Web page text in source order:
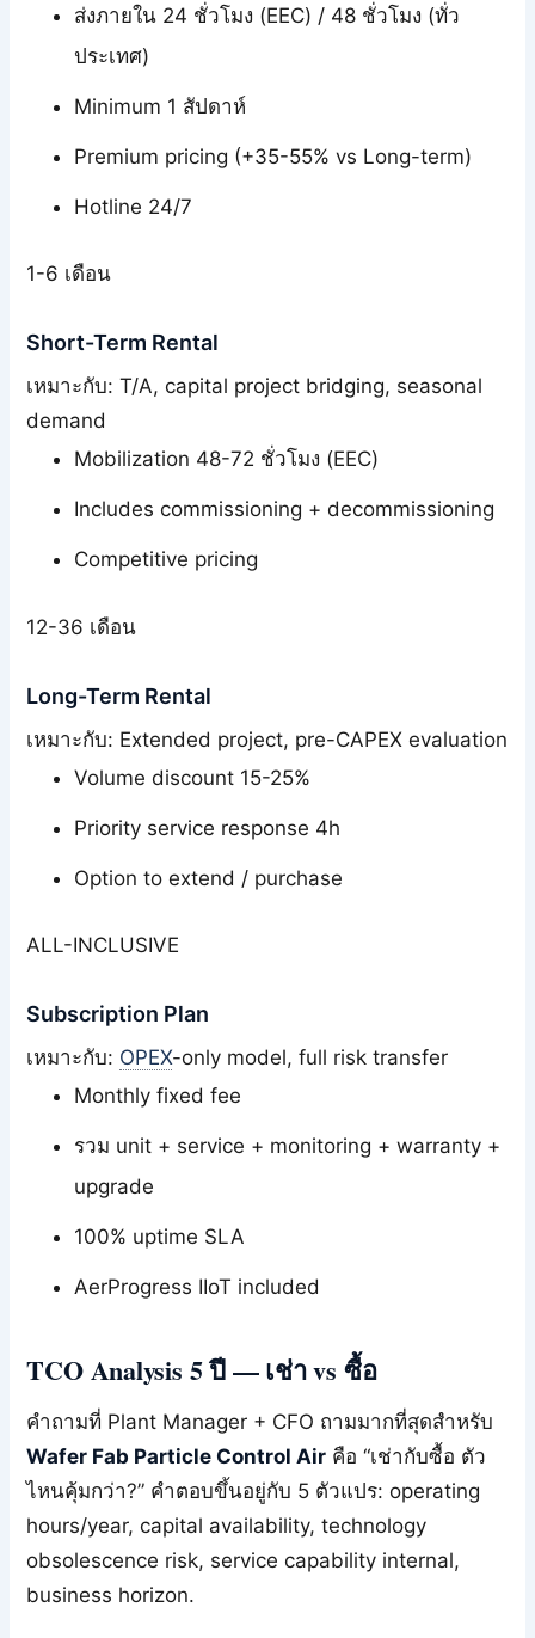
ส่งภายใน 24 ชั่วโมง (EEC) / 48 ชั่วโมง (ทั่ว
ประเทศ)
Minimum 1 สัปดาห์
Premium pricing (+35-55% vs Long-term)
Hotline 24/7
1-6 เดือน
Short-Term Rental
เหมาะกับ: T/A, capital project bridging, seasonal
demand
Mobilization 48-72 ชั่วโมง (EEC)
Includes commissioning + decommissioning
Competitive pricing
12-36 เดือน
Long-Term Rental
เหมาะกับ: Extended project, pre-CAPEX evaluation
Volume discount 15-25%
Priority service response 4h
Option to extend / purchase
ALL-INCLUSIVE
Subscription Plan
เหมาะกับ: OPEX-only model, full risk transfer
Monthly fixed fee
รวม unit + service + monitoring + warranty +
upgrade
100% uptime SLA
AerProgress IIoT included
TCO Analysis 5 ปี — เช่า vs ซื้อ
คำถามที่ Plant Manager + CFO ถามมากที่สุดสำหรับ
Wafer Fab Particle Control Air คือ “เช่ากับซื้อ ตัว
ไหนคุ้มกว่า?” คำตอบขึ้นอยู่กับ 5 ตัวแปร: operating
hours/year, capital availability, technology
obsolescence risk, service capability internal,
business horizon.